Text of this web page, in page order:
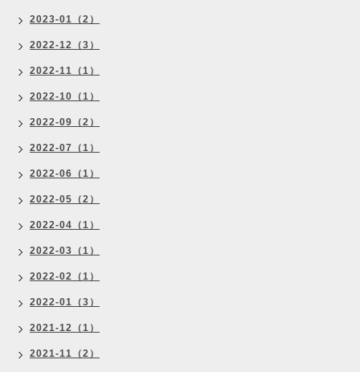
2023-01（2）
2022-12（3）
2022-11（1）
2022-10（1）
2022-09（2）
2022-07（1）
2022-06（1）
2022-05（2）
2022-04（1）
2022-03（1）
2022-02（1）
2022-01（3）
2021-12（1）
2021-11（2）